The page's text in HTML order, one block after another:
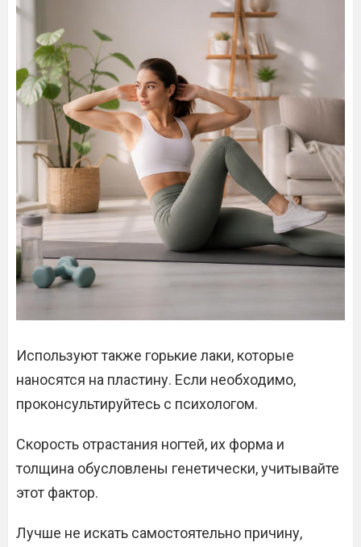
Используют также горькие лаки, которые
наносятся на пластину. Если необходимо,
проконсультируйтесь с психологом.
Скорость отрастания ногтей, их форма и
толщина обусловлены генетически, учитывайте
этот фактор.
Лучше не искать самостоятельно причину,